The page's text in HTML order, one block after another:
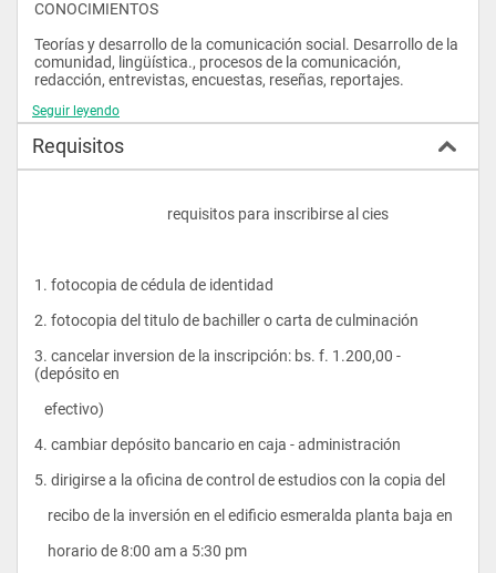
CONOCIMIENTOS
Teorías y desarrollo de la comunicación social. Desarrollo de la
comunidad, lingüística., procesos de la comunicación,
redacción, entrevistas, encuestas, reseñas, reportajes.
HABILIDADES Y DESTREZAS
Investigador social, reflexivo, crítico y analítico. Capacidad de
orientar la opinión pública. Analista de temas. Interpretar el
fuentes y organizar la información.
Disciplinado, observador, analítico, juicioso, comunicador,
integrador, reflexivo, critico, creativo.
VALORES
Ética, patriotismo, estética, honradez, veracidad, honestidad,
solidaridad, responsabilidad, autenticidad, tolerancia,
Seguir leyendo
Requisitos
					requisitos para inscribirse al cies
1. fotocopia de cédula de identidad
2. fotocopia del titulo de bachiller o carta de culminación
3. cancelar inversion de la inscripción: bs. f. 1.200,00 -
(depósito en
   efectivo)
4. cambiar depósito bancario en caja - administración
5. dirigirse a la oficina de control de estudios con la copia del
    recibo de la inversión en el edificio esmeralda planta baja en
    horario de 8:00 am a 5:30 pm